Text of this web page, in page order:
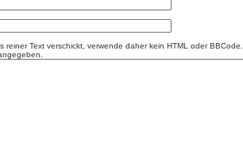
reiner Text verschickt, verwende daher kein HTML oder